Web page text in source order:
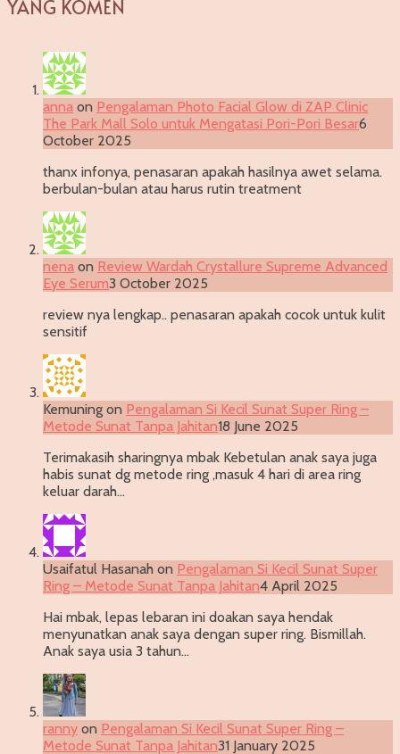
YANG KOMEN
anna on Pengalaman Photo Facial Glow di ZAP Clinic
The Park Mall Solo untuk Mengatasi Pori-Pori Besar6
October 2025
thanx infonya, penasaran apakah hasilnya awet selama.
berbulan-bulan atau harus rutin treatment
nena on Review Wardah Crystallure Supreme Advanced
Eye Serum3 October 2025
review nya lengkap.. penasaran apakah cocok untuk kulit
sensitif
Kemuning on Pengalaman Si Kecil Sunat Super Ring –
Metode Sunat Tanpa Jahitan18 June 2025
Terimakasih sharingnya mbak Kebetulan anak saya juga
habis sunat dg metode ring ,masuk 4 hari di area ring
keluar darah…
Usaifatul Hasanah on Pengalaman Si Kecil Sunat Super
Ring – Metode Sunat Tanpa Jahitan4 April 2025
Hai mbak, lepas lebaran ini doakan saya hendak
menyunatkan anak saya dengan super ring. Bismillah.
Anak saya usia 3 tahun…
ranny on Pengalaman Si Kecil Sunat Super Ring –
Metode Sunat Tanpa Jahitan31 January 2025